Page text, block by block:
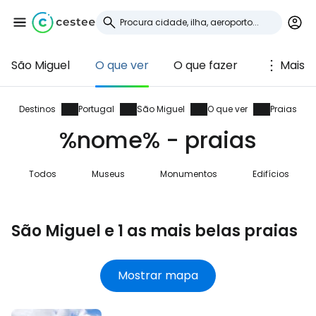
São Miguel O que ver O que fazer Mais
Destinos Portugal São Miguel O que ver Praias
%nome% - praias
Todos Museus Monumentos Edifícios
São Miguel e 1 as mais belas praias
Mostrar mapa
Iniciar sessão no
Cestee
... a comunidade mundial de viajantes
Continuar com o correio